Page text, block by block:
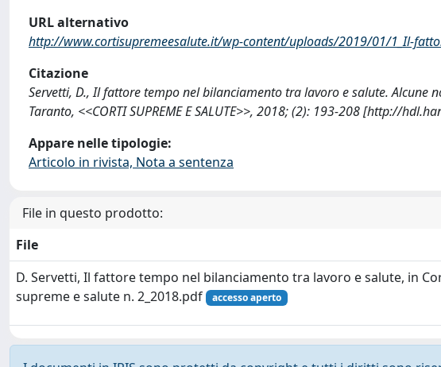
URL alternativo
http://www.cortisupremeesalute.it/wp-content/uploads/2019/01/1_Il-
Citazione
Servetti, D., Il fattore tempo nel bilanciamento tra lavoro e salute. Alcune
Taranto, <<CORTI SUPREME E SALUTE>>, 2018; (2): 193-208 [http://
Appare nelle tipologie:
Articolo in rivista, Nota a sentenza
File in questo prodotto:
File
D. Servetti, Il fattore tempo nel bilanciamento tra lavoro e salute, in
supreme e salute n. 2_2018.pdf
accesso aperto